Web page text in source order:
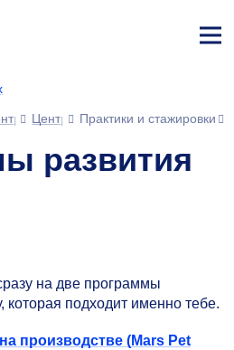
ине
Центр карьеры и практической
Практики и стажировки
развития
на две программы
подходит именно тебе.
производстве (Mars Pet